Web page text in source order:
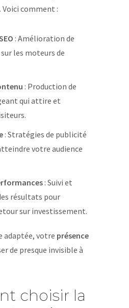
. Voici comment :
: Amélioration de
les moteurs de
: Production de
qui attire et
: Stratégies de publicité
votre audience
: Suivi et
résultats pour
sur investissement.
adaptée, votre présence
de presque invisible à
choisir la